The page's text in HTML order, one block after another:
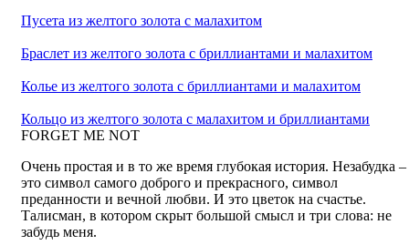
Пусета из желтого золота с малахитом
Браслет из желтого золота с бриллиантами и малахитом
Колье из желтого золота с бриллиантами и малахитом
Кольцо из желтого золота с малахитом и бриллиантами
FORGET ME NOT
Oчень простая и в то же время глубокая история. Незабудка –
это символ самого доброго и прекрасного, символ
преданности и вечной любви. И это цветок на счастье.
Талисман, в котором скрыт большой смысл и три слова: не
забудь меня.